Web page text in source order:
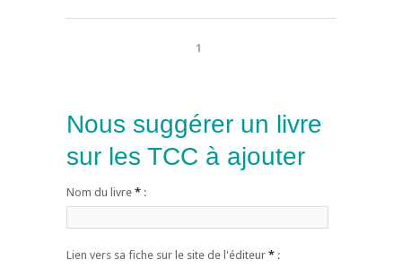
1
Nous suggérer un livre
sur les TCC à ajouter
Nom du livre * :
Lien vers sa fiche sur le site de l'éditeur * :